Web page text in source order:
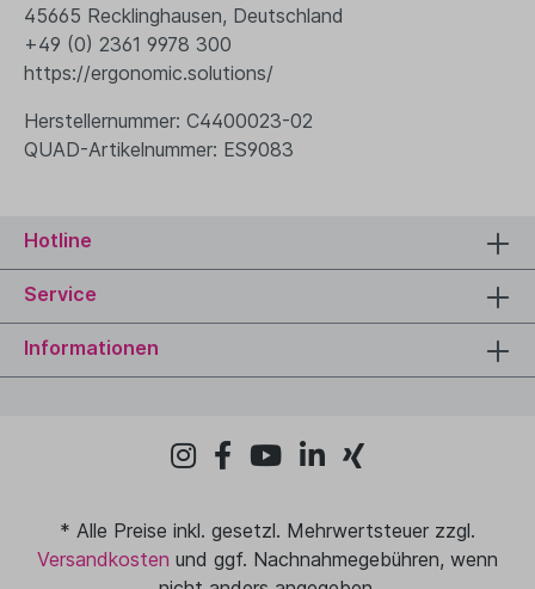
45665 Recklinghausen, Deutschland
+49 (0) 2361 9978 300
https://ergonomic.solutions/
Herstellernummer: C4400023-02
QUAD-Artikelnummer: ES9083
Hotline
Service
Informationen
* Alle Preise inkl. gesetzl. Mehrwertsteuer zzgl.
Versandkosten und ggf. Nachnahmegebühren, wenn